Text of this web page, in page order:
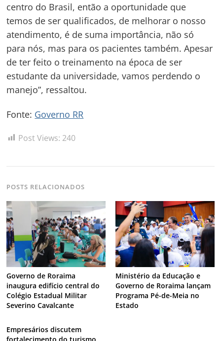
centro do Brasil, então a oportunidade que
temos de ser qualificados, de melhorar o nosso
atendimento, é de suma importância, não só
para nós, mas para os pacientes também. Apesar
de ter feito o treinamento na época de ser
estudante da universidade, vamos perdendo o
manejo”, ressaltou.
Fonte: Governo RR
Post Views: 240
POSTS RELACIONADOS
Governo de Roraima
inaugura edifício central do
Colégio Estadual Militar
Severino Cavalcante
Ministério da Educação e
Governo de Roraima lançam
Programa Pé-de-Meia no
Estado
Empresários discutem